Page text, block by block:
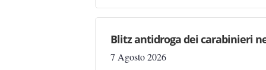
Blitz antidroga dei carabinieri
7 Agosto 2026